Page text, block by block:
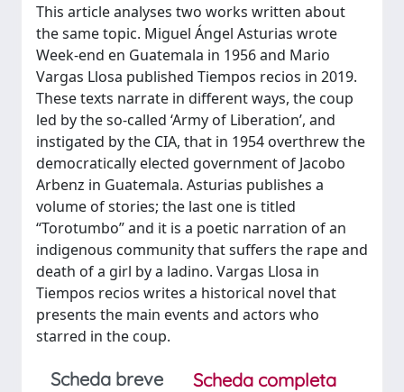
This article analyses two works written about
the same topic. Miguel Ángel Asturias wrote
Week-end en Guatemala in 1956 and Mario
Vargas Llosa published Tiempos recios in 2019.
These texts narrate in different ways, the coup
led by the so-called ‘Army of Liberation’, and
instigated by the CIA, that in 1954 overthrew the
democratically elected government of Jacobo
Arbenz in Guatemala. Asturias publishes a
volume of stories; the last one is titled
“Torotumbo” and it is a poetic narration of an
indigenous community that suffers the rape and
death of a girl by a ladino. Vargas Llosa in
Tiempos recios writes a historical novel that
presents the main events and actors who
starred in the coup.
Scheda breve
Scheda completa